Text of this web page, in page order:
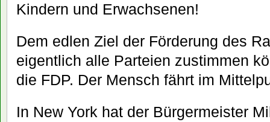
Kindern und Erwachsenen!
Dem edlen Ziel der Förderung des
eigentlich alle Parteien zustimmen
die FDP. Der Mensch fährt im
In New York hat der Bürgermeister